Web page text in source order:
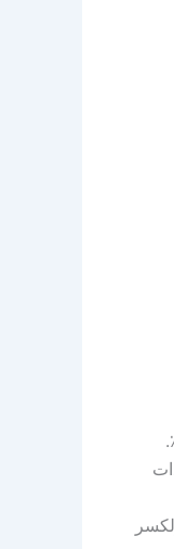
5 ٪ يقلل من التآكل بنسبة 2 ٪.